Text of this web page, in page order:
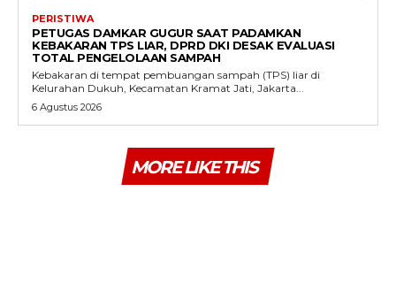
PERISTIWA
PETUGAS DAMKAR GUGUR SAAT PADAMKAN
KEBAKARAN TPS LIAR, DPRD DKI DESAK EVALUASI
TOTAL PENGELOLAAN SAMPAH
Kebakaran di tempat pembuangan sampah (TPS) liar di
Kelurahan Dukuh, Kecamatan Kramat Jati, Jakarta...
6 Agustus 2026
MORE LIKE THIS